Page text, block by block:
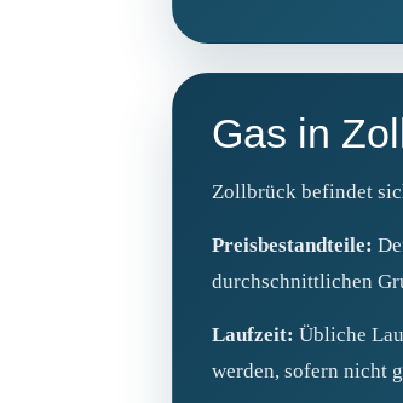
Gas in
Zollbrück befindet
Preisbestandteile:
durchschnittlichen
Laufzeit: Übliche
werden, sofern nicht